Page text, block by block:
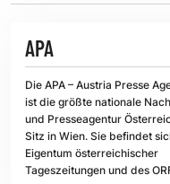
APA
Die APA – Austria Presse
ist die größte nationale
und Presseagentur
Sitz in Wien. Sie befindet
Eigentum österreichischer
Tageszeitungen und des